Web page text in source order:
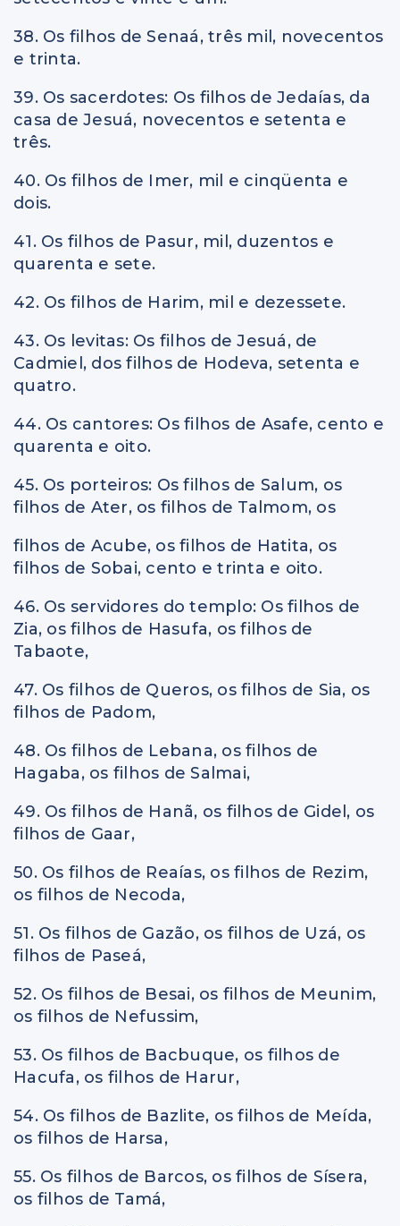
38. Os filhos de Senaá, três mil, novecentos
e trinta.
39. Os sacerdotes: Os filhos de Jedaías, da
casa de Jesuá, novecentos e setenta e
três.
40. Os filhos de Imer, mil e cinqüenta e
dois.
41. Os filhos de Pasur, mil, duzentos e
quarenta e sete.
42. Os filhos de Harim, mil e dezessete.
43. Os levitas: Os filhos de Jesuá, de
Cadmiel, dos filhos de Hodeva, setenta e
quatro.
44. Os cantores: Os filhos de Asafe, cento e
quarenta e oito.
45. Os porteiros: Os filhos de Salum, os
filhos de Ater, os filhos de Talmom, os
filhos de Acube, os filhos de Hatita, os
filhos de Sobai, cento e trinta e oito.
46. Os servidores do templo: Os filhos de
Zia, os filhos de Hasufa, os filhos de
Tabaote,
47. Os filhos de Queros, os filhos de Sia, os
filhos de Padom,
48. Os filhos de Lebana, os filhos de
Hagaba, os filhos de Salmai,
49. Os filhos de Hanã, os filhos de Gidel, os
filhos de Gaar,
50. Os filhos de Reaías, os filhos de Rezim,
os filhos de Necoda,
51. Os filhos de Gazão, os filhos de Uzá, os
filhos de Paseá,
52. Os filhos de Besai, os filhos de Meunim,
os filhos de Nefussim,
53. Os filhos de Bacbuque, os filhos de
Hacufa, os filhos de Harur,
54. Os filhos de Bazlite, os filhos de Meída,
os filhos de Harsa,
55. Os filhos de Barcos, os filhos de Sísera,
os filhos de Tamá,